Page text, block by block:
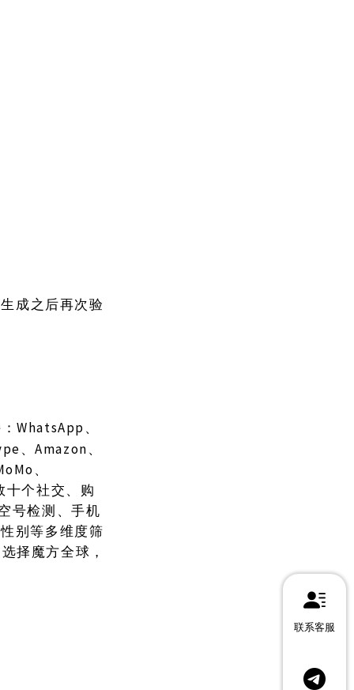
成之后再次验
WhatsApp、
、Amazon、
、
十个社交、购
号检测、手机
别等多维度筛
择魔方全球，
联系客服